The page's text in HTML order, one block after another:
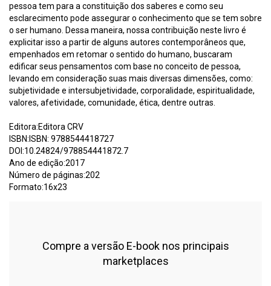
pessoa tem para a constituição dos saberes e como seu
esclarecimento pode assegurar o conhecimento que se tem sobre
o ser humano. Dessa maneira, nossa contribuição neste livro é
explicitar isso a partir de alguns autores contemporâneos que,
empenhados em retomar o sentido do humano, buscaram
edificar seus pensamentos com base no conceito de pessoa,
levando em consideração suas mais diversas dimensões, como:
subjetividade e intersubjetividade, corporalidade, espiritualidade,
valores, afetividade, comunidade, ética, dentre outras.
Editora:Editora CRV
ISBN:ISBN: 9788544418727
DOI:10.24824/978854441872.7
Ano de edição:2017
Número de páginas:202
Formato:16x23
Compre a versão E-book nos principais
marketplaces